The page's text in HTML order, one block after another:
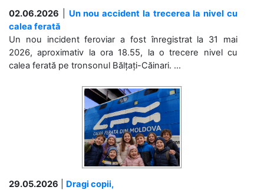
02.06.2026
Un nou accident la trecerea la nivel cu
calea ferată
Un nou incident feroviar a fost înregistrat la 31 mai
2026, aproximativ la ora 18.55, la o trecere nivel cu
calea ferată pe tronsonul Bălțați-Căinari. ...
29.05.2026
Dragi copii,